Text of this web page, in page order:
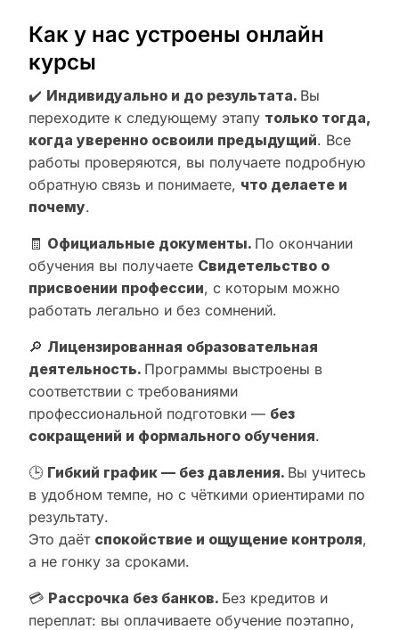
Как у нас устроены онлайн
курсы
✔️ Индивидуально и до результата. Вы
переходите к следующему этапу только тогда,
когда уверенно освоили предыдущий. Все
работы проверяются, вы получаете подробную
обратную связь и понимаете, что делаете и
почему.
🧾 Официальные документы. По окончании
обучения вы получаете Свидетельство о
присвоении профессии, с которым можно
работать легально и без сомнений.
🔎 Лицензированная образовательная
деятельность. Программы выстроены в
соответствии с требованиями
профессиональной подготовки — без
сокращений и формального обучения.
🕒 Гибкий график — без давления. Вы учитесь
в удобном темпе, но с чёткими ориентирами по
результату.
Это даёт спокойствие и ощущение контроля,
а не гонку за сроками.
💳 Рассрочка без банков. Без кредитов и
переплат: вы оплачиваете обучение поэтапно,